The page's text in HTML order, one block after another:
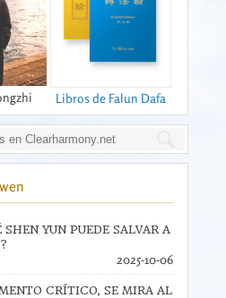
Libros de Falun Dafa
SHEN YUN PUEDE SALVAR A
2025-10-06
CRÍTICO, SE MIRA AL